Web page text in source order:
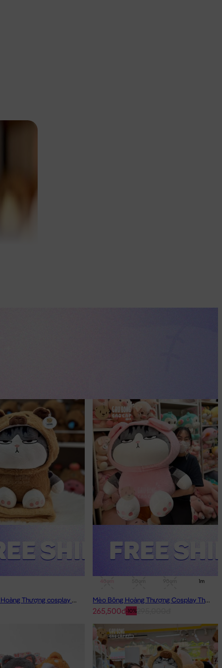
Gối mền Mèo Hoàng Thượng cosplay Capybara
1m
Mèo Bông Hoàng Thượng Cosplay Thỏ Hồng
-10%
265,500đ